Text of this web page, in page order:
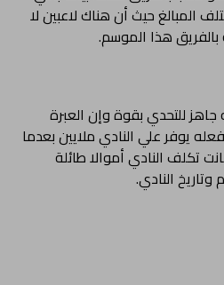
المبالغ حيث أن هناك لاعبين لا
للتحدي بقوة وإن العبرة
يوفر علي النادي ملايين بعدما
تكلف النادي أموالا طائلة
النادي.